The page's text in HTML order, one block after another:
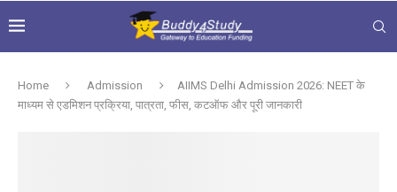
Home Admission
AIIMS Delhi Admission 2026: NEET के
माध्यम से एडमिशन प्रक्रिया, पात्रता, फीस, कटऑफ और पूरी जानकारी